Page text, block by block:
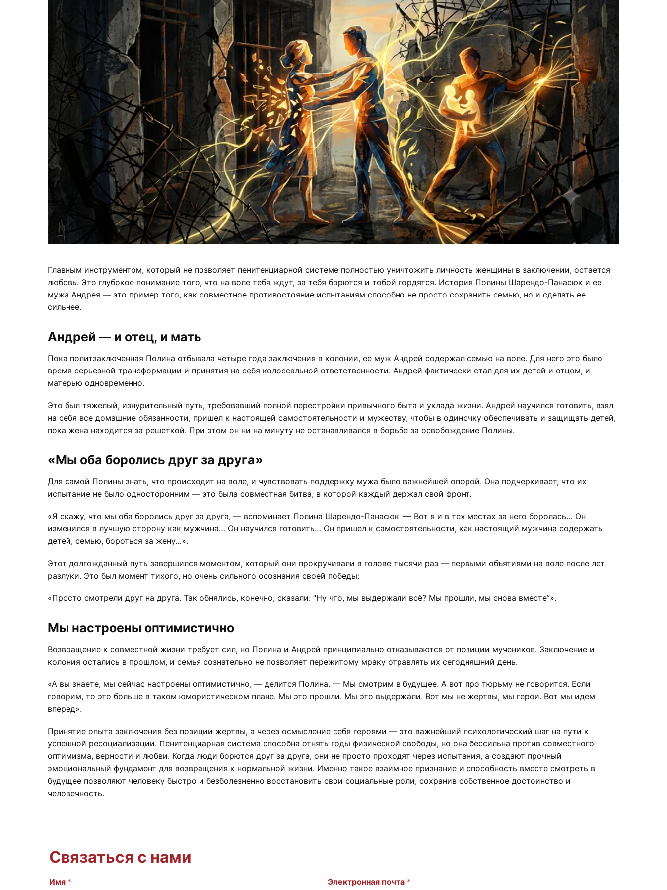
Главным инструментом, который не позволяет пенитенциарной системе полностью уничтожить личность женщины в заключении, остается
любовь. Это глубокое понимание того, что на воле тебя ждут, за тебя борются и тобой гордятся. История Полины Шарендо-Панасюк и ее
мужа Андрея — это пример того, как совместное противостояние испытаниям способно не просто сохранить семью, но и сделать ее
сильнее.
Андрей — и отец, и мать
Пока политзаключенная Полина отбывала четыре года заключения в колонии, ее муж Андрей содержал семью на воле. Для него это было
время серьезной трансформации и принятия на себя колоссальной ответственности. Андрей фактически стал для их детей и отцом, и
матерью одновременно.
Это был тяжелый, изнурительный путь, требовавший полной перестройки привычного быта и уклада жизни. Андрей научился готовить, взял
на себя все домашние обязанности, пришел к настоящей самостоятельности и мужеству, чтобы в одиночку обеспечивать и защищать детей,
пока жена находится за решеткой. При этом он ни на минуту не останавливался в борьбе за освобождение Полины.
«Мы оба боролись друг за друга»
Для самой Полины знать, что происходит на воле, и чувствовать поддержку мужа было важнейшей опорой. Она подчеркивает, что их
испытание не было односторонним — это была совместная битва, в которой каждый держал свой фронт.
«Я скажу, что мы оба боролись друг за друга, — вспоминает Полина Шарендо-Панасюк. — Вот я и в тех местах за него боролась… Он
изменился в лучшую сторону как мужчина… Он научился готовить… Он пришел к самостоятельности, как настоящий мужчина содержать
детей, семью, бороться за жену…».
Этот долгожданный путь завершился моментом, который они прокручивали в голове тысячи раз — первыми объятиями на воле после лет
разлуки. Это был момент тихого, но очень сильного осознания своей победы:
«Просто смотрели друг на друга. Так обнялись, конечно, сказали: “Ну что, мы выдержали всё? Мы прошли, мы снова вместе”».
Мы настроены оптимистично
Возвращение к совместной жизни требует сил, но Полина и Андрей принципиально отказываются от позиции мучеников. Заключение и
колония остались в прошлом, и семья сознательно не позволяет пережитому мраку отравлять их сегодняшний день.
«А вы знаете, мы сейчас настроены оптимистично, — делится Полина. — Мы смотрим в будущее. А вот про тюрьму не говорится. Если
говорим, то это больше в таком юмористическом плане. Мы это прошли. Мы это выдержали. Вот мы не жертвы, мы герои. Вот мы идем
вперед».
Принятие опыта заключения без позиции жертвы, а через осмысление себя героями — это важнейший психологический шаг на пути к
успешной ресоциализации. Пенитенциарная система способна отнять годы физической свободы, но она бессильна против совместного
оптимизма, верности и любви. Когда люди борются друг за друга, они не просто проходят через испытания, а создают прочный
эмоциональный фундамент для возвращения к нормальной жизни. Именно такое взаимное признание и способность вместе смотреть в
будущее позволяют человеку быстро и безболезненно восстановить свои социальные роли, сохранив собственное достоинство и
человечность.
Связаться с нами
Имя *
E
Электронная почта *